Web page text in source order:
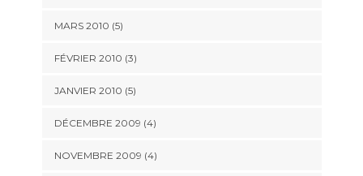
MARS 2010 (5)
FÉVRIER 2010 (3)
JANVIER 2010 (5)
DÉCEMBRE 2009 (4)
NOVEMBRE 2009 (4)